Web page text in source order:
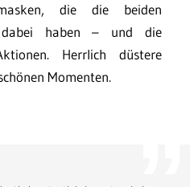
die die beiden
dabei haben – und die
Herrlich düstere
Momenten.